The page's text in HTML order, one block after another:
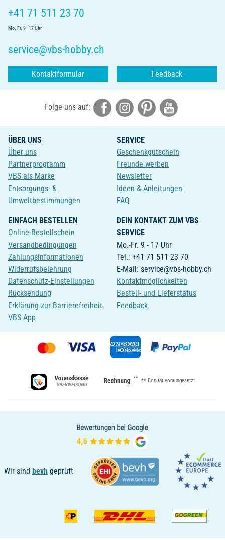
+41 71 511 23 70
Mo.-Fr. 9 - 17 Uhr
service@vbs-hobby.ch
Kontaktformular Feedback
Folge uns auf:
ÜBER UNS
Über uns
Partnerprogramm
VBS als Marke
Entsorgungs- &
Umweltbestimmungen
SERVICE
Geschenkgutschein
Freunde werben
Newsletter
Ideen & Anleitungen
FAQ
EINFACH BESTELLEN
Online-Bestellschein
Versandbedingungen
Zahlungsinformationen
Widerrufsbelehrung
Datenschutz-Einstellungen
Rücksendung
Erklärung zur Barrierefreiheit
VBS App
DEIN KONTAKT ZUM VBS
SERVICE
Mo.-Fr. 9 - 17 Uhr
Tel.: +41 71 511 23 70
E-Mail: service@vbs-hobby.ch
Kontaktmöglichkeiten
Bestell- und Lieferstatus
Feedback
** ** Bonität vorausgesetzt
Wir sind bevh geprüft